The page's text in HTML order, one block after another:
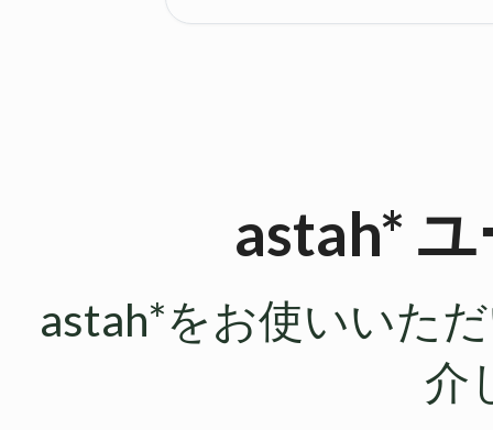
astah*
astah*をお使いいた
介